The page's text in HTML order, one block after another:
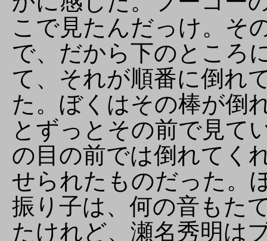
こで見たんだっけ。そ
で、だから下のところ
て、それが順番に倒れ
た。ぼくはその棒が倒
とずっとその前で見て
の目の前では倒れてく
せられたものだった。
振り子は、何の音もた
たけれど、瀬名秀明は